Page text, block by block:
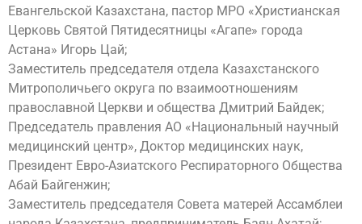
Евангельской Казахстана, пастор МРО «Христианская
Церковь Святой Пятидесятницы «Агапе» города
Астана» Игорь Цай;
Заместитель председателя отдела Казахстанского
Митрополичьего округа по взаимоотношениям
православной Церкви и общества Дмитрий Байдек;
Председатель правления АО «Национальный научный
медицинский центр», Доктор медицинских наук,
Президент Евро-Азиатского Респираторного Общества
Абай Байгенжин;
Заместитель председателя Совета матерей Ассамблеи